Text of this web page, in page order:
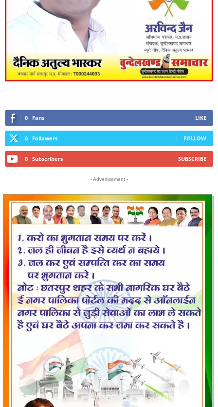
0 Fans LIKE
0 Followers FOLLOW
0 Subscribers SUBSCRIBE
- Advertisement -